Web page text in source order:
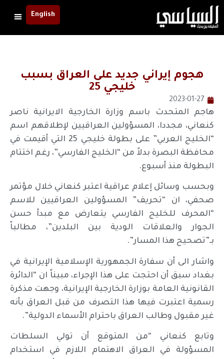
English
هجوم إيراني جديد على العراق بسبب
خليجي 25
2023-01-27
هاجم المتحدث باسم وزارة الخارجية الايرانية ناصر
كنعاني، مجددا، المسؤولين العراقيين لإطلاقهم اسم
“الخليج العربي” على بطولة خليجي 25 التي أقيمت في
محافظة البصرة بدلاً من “الخليج الفارسي”، رغم اختتام
البطولة منذ أسبوع.
وبحسب وسائل إعلام عراقية اعتبر كنعاني خلال مؤتمر
صحفي، ان “تحريف” المسؤولين العراقيين للاسم
“المحرف للخليج الفارسي يتعارض مع مبدأ حسن
الجوار والعلاقات الودية بين البلدين”، مطالباً
بـ”تصحيح هذا المسار”.
واشار الى أن سفارة الجمهورية الإسلامية الإيرانية في
بغداد سبق أن احتجت على هذا الإجراء، مبيناً ان “الدائرة
القانونية العامة بوزارة الخارجية الإيرانية، وجهت مذكرة
رسمية اعتبرت فيها هذا التصرف من قبل العراق بأنه
غير مقبول وطالب العراق باحترام الأسماء الدولية”.
وتابع كنعاني “من المتوقع أن تولي السلطات
المسؤولة في العراق الاهتمام اللازم في استخدام